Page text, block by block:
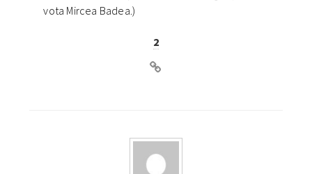
vota Mircea Badea.)
2